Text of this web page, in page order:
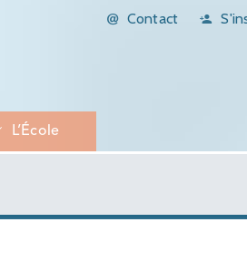
Contact
L’École